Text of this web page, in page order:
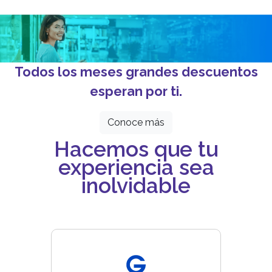
Todos los meses grandes descuentos
esperan por ti.
Conoce más
Hacemos que tu
experiencia sea
inolvidable